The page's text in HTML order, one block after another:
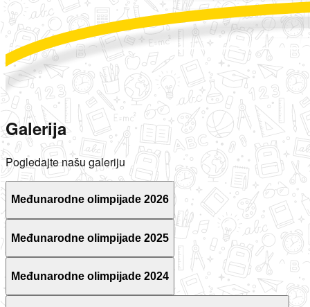
Galerija
Pogledajte našu galeriju
Međunarodne olimpijade 2026
Međunarodne olimpijade 2025
Međunarodne olimpijade 2024